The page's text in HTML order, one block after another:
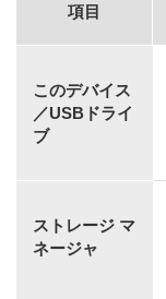
項目
このデバイス
／USBドライ
ブ
ストレージ マ
ネージャ